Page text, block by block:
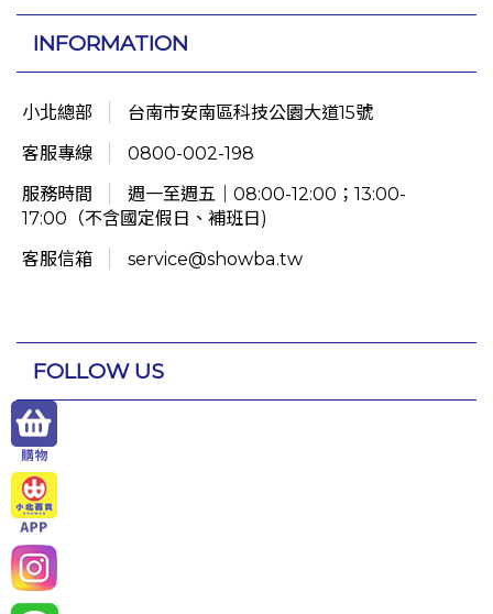
INFORMATION
小北總部
台南市安南區科技公園大道15號
客服專線
0800-002-198
服務時間
週一至週五｜08:00-12:00；13:00-
17:00（不含國定假日、補班日)
客服信箱
service@showba.tw
FOLLOW US